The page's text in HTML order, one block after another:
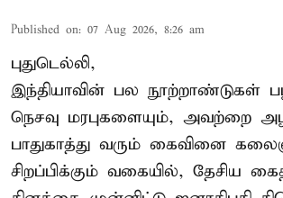
Published on: 07 Aug 2026, 8:26 am
புதுடெல்லி,
இந்தியாவின் பல நூற்றாண்டுகள்
நெசவு மரபுகளையும், அவற்றை
பாதுகாத்து வரும் கைவினை
சிறப்பிக்கும் வகையில், தேசிய